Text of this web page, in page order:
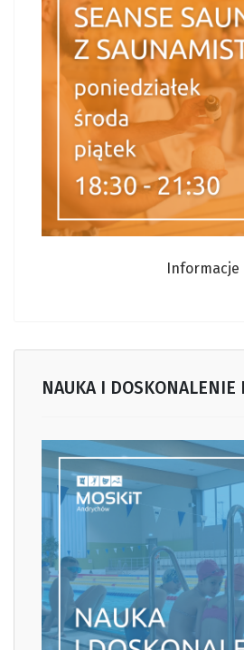
Informacje
NAUKA I DOSKONALENIE